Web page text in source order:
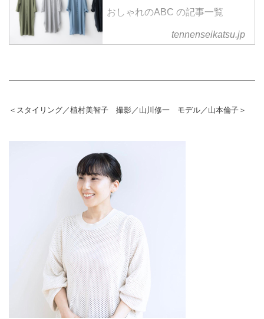
おしゃれのABC の記事一覧
tennenseikatsu.jp
＜スタイリング／植村美智子 撮影／山川修一 モデル／山本倫子＞